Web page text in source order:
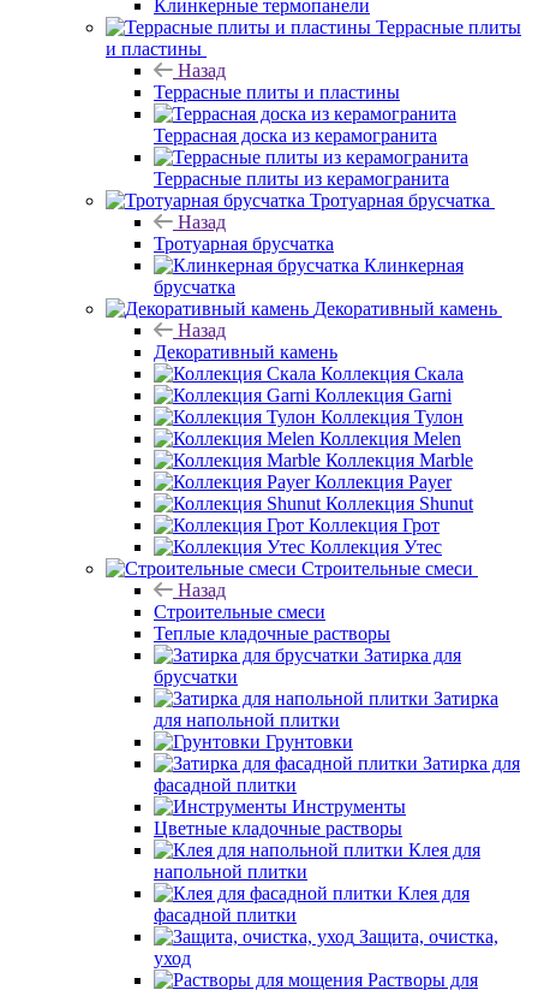
Клинкерные термопанели
Террасные плиты
и пластины
Назад
Террасные плиты и пластины
Террасная доска из керамогранита
Террасные плиты из керамогранита
Тротуарная брусчатка
Назад
Тротуарная брусчатка
Клинкерная
брусчатка
Декоративный камень
Назад
Декоративный камень
Коллекция Скала
Коллекция Garni
Коллекция Тулон
Коллекция Melen
Коллекция Marble
Коллекция Payer
Коллекция Shunut
Коллекция Грот
Коллекция Утес
Строительные смеси
Назад
Строительные смеси
Теплые кладочные растворы
Затирка для
брусчатки
Затирка
для напольной плитки
Грунтовки
Затирка для
фасадной плитки
Инструменты
Цветные кладочные растворы
Клея для
напольной плитки
Клея для
фасадной плитки
Защита, очистка,
уход
Растворы для